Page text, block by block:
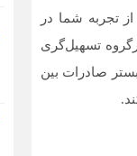
تجربه شما در
تسهیل‌گری
صادرات بین